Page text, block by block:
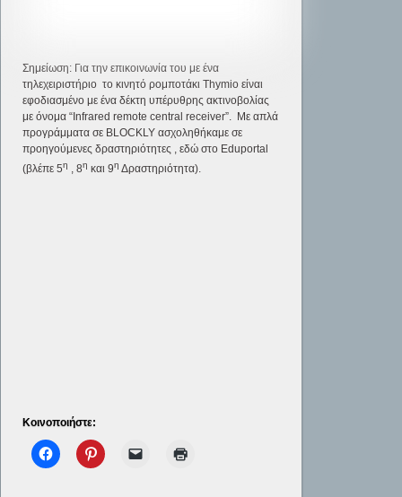
Σημείωση: Για την επικοινωνία του με ένα
τηλεχειριστήριο το κινητό ρομποτάκι Thymio είναι
εφοδιασμένο με ένα δέκτη υπέρυθρης ακτινοβολίας
με όνομα “Infrared remote central receiver”. Με απλά
προγράμματα σε BLOCKLY ασχοληθήκαμε σε
προηγούμενες δραστηριότητες , εδώ στο Eduportal
(βλέπε 5η , 8η και 9η Δραστηριότητα).
Κοινοποιήστε: